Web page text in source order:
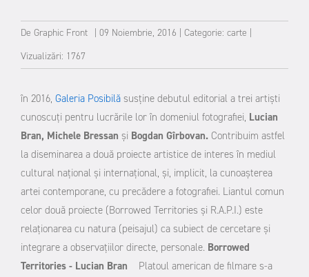
De Graphic Front | 09 Noiembrie, 2016 | Categorie: carte |
Vizualizări: 1767
în 2016, Galeria Posibilă susține debutul editorial a trei artiști
cunoscuți pentru lucrările lor în domeniul fotografiei, Lucian
Bran, Michele Bressan și Bogdan Gîrbovan. Contribuim astfel
la diseminarea a două proiecte artistice de interes în mediul
cultural național și internațional, și, implicit, la cunoașterea
artei contemporane, cu precădere a fotografiei. Liantul comun
celor două proiecte (Borrowed Territories și R.A.P.I.) este
relaționarea cu natura (peisajul) ca subiect de cercetare și
integrare a observațiilor directe, personale. Borrowed
Territories - Lucian Bran Platoul american de filmare s-a